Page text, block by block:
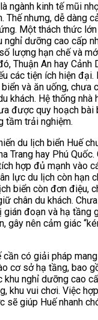
ngành kinh tế mũi
Thế nhưng, dễ dàng
Một thách thức
nghỉ dưỡng cao cấp
lượng hạn chế và
Thuận An hay Cảnh
các tiện ích hiện đại.
và ăn uống, chưa
khách. Hệ thống nhà
được quy hoạch bài
tầm trải nghiệm.
du lịch biển Huế
Trang hay Phú Quốc.
hợp đủ mạnh vào
lực du lịch còn hạn
biển còn đơn điệu,
chân du khách.
gián đoạn và hạ tầng
gây nên cảm giác
có giải pháp
cơ sở hạ tầng, bao
khu nghỉ dưỡng cao
khu vui chơi. Việc
sẽ giúp Huế nhanh